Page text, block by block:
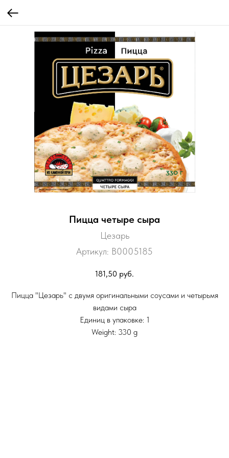
Пицца четыре сыра
Цезарь
Артикул: В0005185
181,50 руб.
Пицца "Цезарь" с двумя оригинальными соусами и четырьмя
видами сыра
Единиц в упаковке: 1
Weight: 330 g